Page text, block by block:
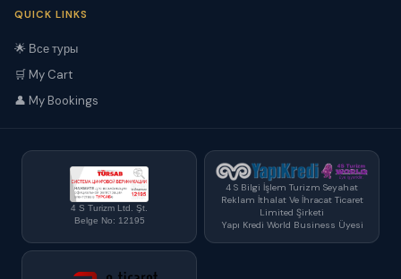
QUICK LINKS
🌟 Все туры
🛒 My Cart
👤 My Bookings
4 S Turizm Ltd. Şt.
Belge No: 12195
4 S Bilgi İşlem Turizm Seyahat
Reklam İthalat Ve İhracat Ticaret
Limited Şirketi
Yapı Kredi World Business Üyesi